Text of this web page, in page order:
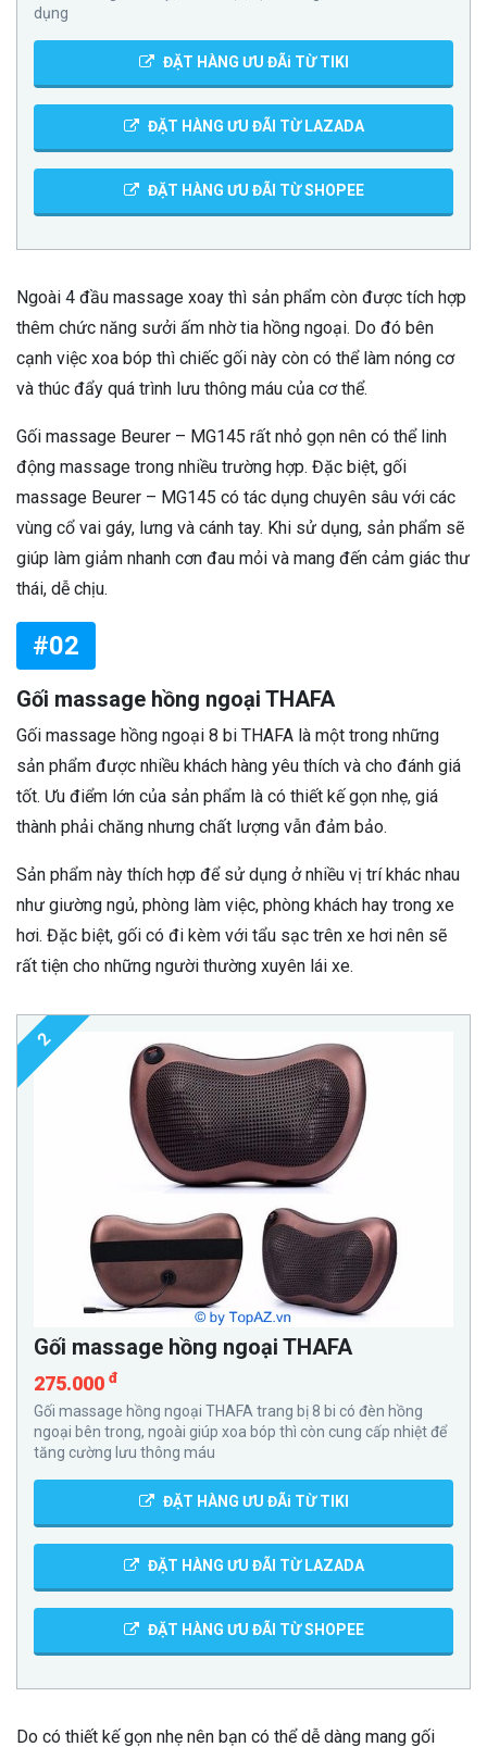
dụng
ĐẶT HÀNG ƯU ĐÃi TỪ TIKI
ĐẶT HÀNG ƯU ĐÃI TỪ LAZADA
ĐẶT HÀNG ƯU ĐÃI TỪ SHOPEE
Ngoài 4 đầu massage xoay thì sản phẩm còn được tích hợp
thêm chức năng sưởi ấm nhờ tia hồng ngoại. Do đó bên
cạnh việc xoa bóp thì chiếc gối này còn có thể làm nóng cơ
và thúc đẩy quá trình lưu thông máu của cơ thể.
Gối massage Beurer – MG145 rất nhỏ gọn nên có thể linh
động massage trong nhiều trường hợp. Đặc biệt, gối
massage Beurer – MG145 có tác dụng chuyên sâu với các
vùng cổ vai gáy, lưng và cánh tay. Khi sử dụng, sản phẩm sẽ
giúp làm giảm nhanh cơn đau mỏi và mang đến cảm giác thư
thái, dễ chịu.
#02
Gối massage hồng ngoại THAFA
Gối massage hồng ngoại 8 bi THAFA là một trong những
sản phẩm được nhiều khách hàng yêu thích và cho đánh giá
tốt. Ưu điểm lớn của sản phẩm là có thiết kế gọn nhẹ, giá
thành phải chăng nhưng chất lượng vẫn đảm bảo.
Sản phẩm này thích hợp để sử dụng ở nhiều vị trí khác nhau
như giường ngủ, phòng làm việc, phòng khách hay trong xe
hơi. Đặc biệt, gối có đi kèm với tẩu sạc trên xe hơi nên sẽ
rất tiện cho những người thường xuyên lái xe.
2
Gối massage hồng ngoại THAFA
275.000 đ
Gối massage hồng ngoại THAFA trang bị 8 bi có đèn hồng
ngoại bên trong, ngoài giúp xoa bóp thì còn cung cấp nhiệt để
tăng cường lưu thông máu
ĐẶT HÀNG ƯU ĐÃi TỪ TIKI
ĐẶT HÀNG ƯU ĐÃI TỪ LAZADA
ĐẶT HÀNG ƯU ĐÃI TỪ SHOPEE
Do có thiết kế gọn nhẹ nên bạn có thể dễ dàng mang gối